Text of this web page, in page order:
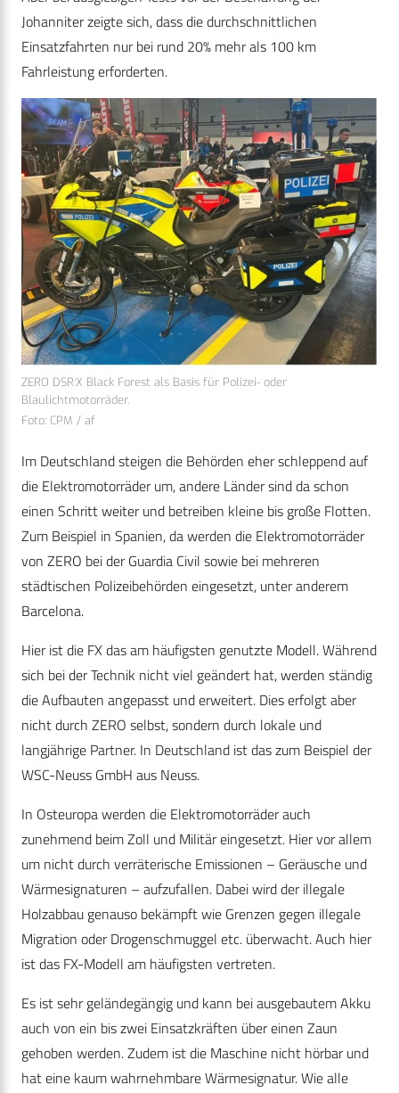
Johanniter zeigte sich, dass die durchschnittlichen
Einsatzfahrten nur bei rund 20% mehr als 100 km
Fahrleistung erforderten.
ZERO DSR:X Black Forest als Basis für Polizei- oder
Blaulichtmotorräder.
Foto: CPM / af
Im Deutschland steigen die Behörden eher schleppend auf
die Elektromotorräder um, andere Länder sind da schon
einen Schritt weiter und betreiben kleine bis große Flotten.
Zum Beispiel in Spanien, da werden die Elektromotorräder
von ZERO bei der Guardia Civil sowie bei mehreren
städtischen Polizeibehörden eingesetzt, unter anderem
Barcelona.
Hier ist die FX das am häufigsten genutzte Modell. Während
sich bei der Technik nicht viel geändert hat, werden ständig
die Aufbauten angepasst und erweitert. Dies erfolgt aber
nicht durch ZERO selbst, sondern durch lokale und
langjährige Partner. In Deutschland ist das zum Beispiel der
WSC-Neuss GmbH aus Neuss.
In Osteuropa werden die Elektromotorräder auch
zunehmend beim Zoll und Militär eingesetzt. Hier vor allem
um nicht durch verräterische Emissionen – Geräusche und
Wärmesignaturen – aufzufallen. Dabei wird der illegale
Holzabbau genauso bekämpft wie Grenzen gegen illegale
Migration oder Drogenschmuggel etc. überwacht. Auch hier
ist das FX-Modell am häufigsten vertreten.
Es ist sehr geländegängig und kann bei ausgebautem Akku
auch von ein bis zwei Einsatzkräften über einen Zaun
gehoben werden. Zudem ist die Maschine nicht hörbar und
hat eine kaum wahrnehmbare Wärmesignatur. Wie alle